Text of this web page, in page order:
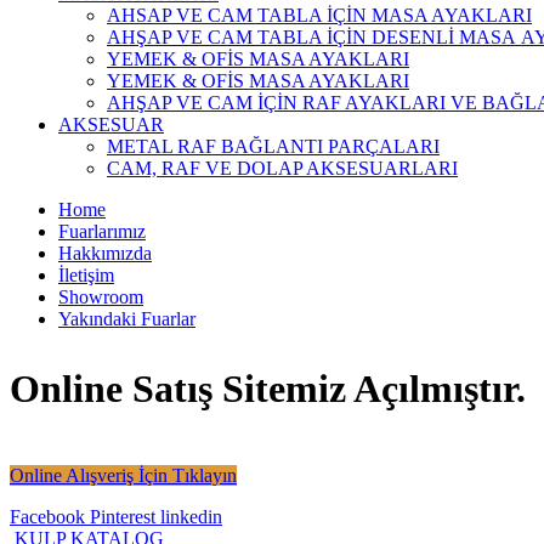
AHSAP VE CAM TABLA İÇİN MASA AYAKLARI
AHŞAP VE CAM TABLA İÇİN DESENLİ MASA
YEMEK & OFİS MASA AYAKLARI
YEMEK & OFİS MASA AYAKLARI
AHŞAP VE CAM İÇİN RAF AYAKLARI VE
AKSESUAR
METAL RAF BAĞLANTI PARÇALARI
CAM, RAF VE DOLAP AKSESUARLARI
Home
Fuarlarımız
Hakkımızda
İletişim
Showroom
Yakındaki Fuarlar
Online Satış Sitemiz Açılmıştır.
Online Alışveriş İçin Tıklayın
Facebook Pinterest linkedin
KULP KATALOG